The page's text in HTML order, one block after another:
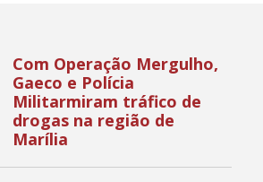
Com Operação Mergulho,
Gaeco e Polícia
Militarmiram tráfico de
drogas na região de
Marília